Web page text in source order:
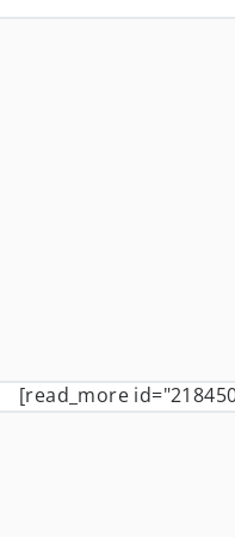
[read_more